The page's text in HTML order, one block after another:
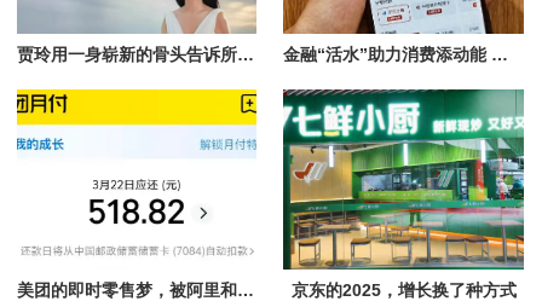
贾玲用一身崭新的骨头告诉所有人：人生下半场，我只为自己的意志打工。 金融“活水”助力消费添动能 头部主播直播间首次推出花呗分期免息专场
美团的即时零售梦，被阿里和京东“奶茶泡沫”淹没 京东的2025，增长换了种方式